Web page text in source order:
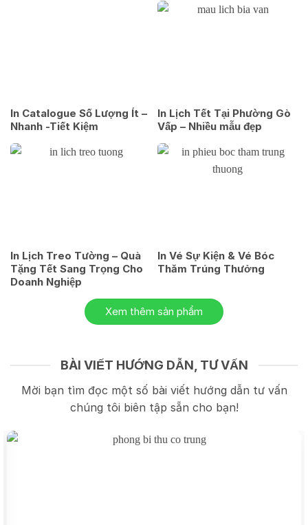
In Catalogue Số Lượng Ít –
Nhanh -Tiết Kiệm
In Lịch Tết Tại Phường Gò
Vấp – Nhiều mẫu đẹp
In Lịch Treo Tường – Quà
Tặng Tết Sang Trọng Cho
Doanh Nghiệp
In Vé Sự Kiện & Vé Bóc
Thăm Trúng Thưởng
Xem thêm sản phẩm
BÀI VIẾT HƯỚNG DẪN, TƯ VẤN
Mời bạn tìm đọc một số bài viết hướng dẫn tư vấn
chúng tôi biên tập sẵn cho bạn!